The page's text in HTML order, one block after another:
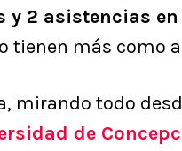
y 2 asistencias
tienen más como
mirando todo
de